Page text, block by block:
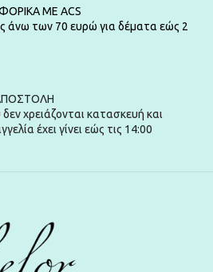
ΜΕ ACS
άνω των 70 ευρώ για δέματα εώς 2
δεν χρειάζονται κατασκευή και
έχει γίνει εώς τις 14:00